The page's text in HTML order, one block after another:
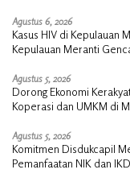
Agustus 6, 2026
Kasus HIV di Kepulauan
Kepulauan Meranti
Agustus 5, 2026
Dorong Ekonomi
Koperasi dan UMKM di
Agustus 5, 2026
Komitmen Disdukcapil
Pemanfaatan NIK dan IKD